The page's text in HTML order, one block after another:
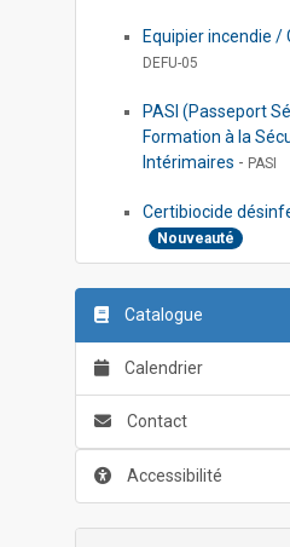
Equipier incendie /
DEFU-05
PASI (Passeport
Formation à la
Intérimaires - PASI
Certibiocide
Nouveauté
Catalogue
Calendrier
Contact
Accessibilité